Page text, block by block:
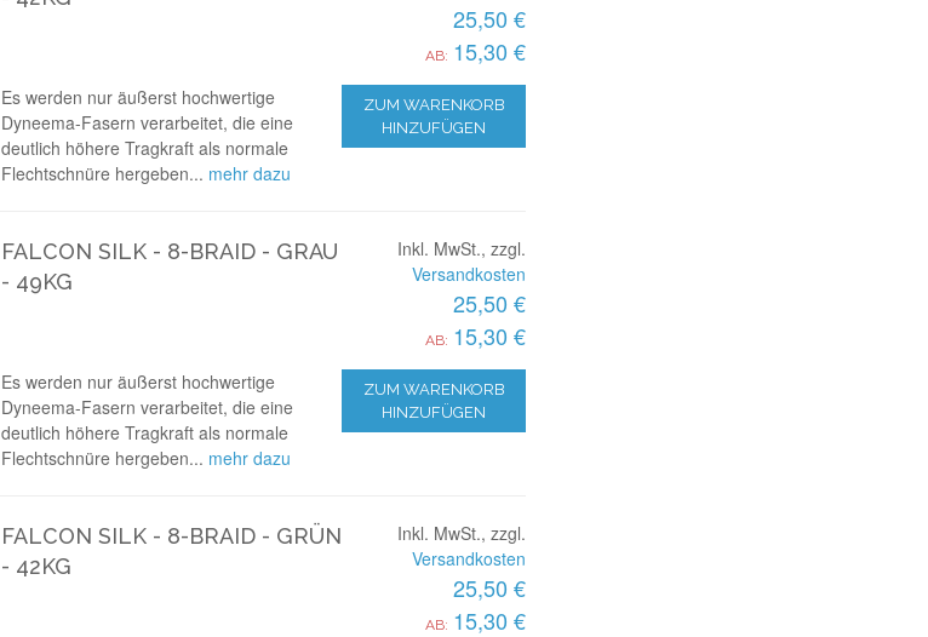
25,50 €
AB: 15,30 €
ZUM WARENKORB
HINZUFÜGEN
Es werden nur äußerst hochwertige
Dyneema-Fasern verarbeitet, die eine
deutlich höhere Tragkraft als normale
Flechtschnüre hergeben... mehr dazu
FALCON SILK - 8-BRAID - GRAU
- 49KG
Inkl. MwSt., zzgl.
Versandkosten
25,50 €
AB: 15,30 €
ZUM WARENKORB
HINZUFÜGEN
Es werden nur äußerst hochwertige
Dyneema-Fasern verarbeitet, die eine
deutlich höhere Tragkraft als normale
Flechtschnüre hergeben... mehr dazu
FALCON SILK - 8-BRAID - GRÜN
- 42KG
Inkl. MwSt., zzgl.
Versandkosten
25,50 €
AB: 15,30 €